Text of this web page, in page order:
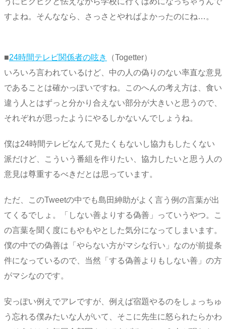
すよね。そんななら、さっさとやればよかったのにね…。
■24時間テレビ関係者の呟き
（Togetter）
いろいろ言われているけど、中の人の偽りのない率直な意見
であることは確かっぽいですね。このへんの考え方は、食い
違う人とはずっと分かり合えない部分が大きいと思うので、
それぞれが思ったようにやるしかないんでしょうね。
僕は24時間テレビなんて見たくもないし協力もしたくない
派だけど、こういう番組を作りたい、協力したいと思う人の
意見は尊重するべきだとは思っています。
ただ、このTweetの中でも島田紳助がよく言う例の言葉が出
てくるでしょ。「しない善よりする偽善」っていうやつ。こ
の言葉を聞く度にもやもやとした気分になってしまいます。
僕の中での偽善は「やらない方がマシな行い」なのが前提条
件になっているので、当然「する偽善よりもしない善」の方
がマシなのです。
安っぽい例えでアレですが、例えば宿題やるのをしょっちゅ
う忘れる僕みたいな人がいて、そこに先生に怒られたらかわ